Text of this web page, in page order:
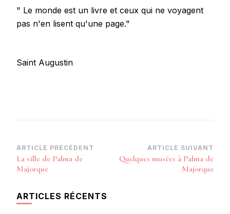
" Le monde est un livre et ceux qui ne voyagent
pas n'en lisent qu'une page."
Saint Augustin
Navigation
d’article
ARTICLE PRÉCÉDENT
La ville de Palma de
Majorque
ARTICLE SUIVANT
Quelques musées à Palma de
Majorque
ARTICLES RÉCENTS